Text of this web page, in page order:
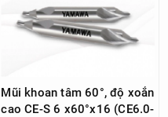
Mũi khoan tâm 60°, độ xoắn
cao CE-S 6 x60°x16 (CE6.0-